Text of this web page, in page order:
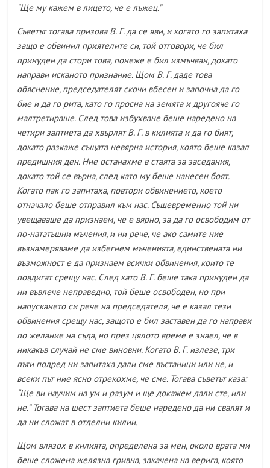
“Ще му кажем в лицето, че е лъжец.”
Съветът тогава призова В. Г. да се яви, и когато го запитаха
защо е обвинил приятелите си, той отговори, че бил
принуден да стори това, понеже е бил измъчван, докато
направи исканото признание. Щом В. Г. даде това
обяснение, председателят скочи вбесен и започна да го
бие и да го рита, като го просна на земята и другояче го
малтретираше. След това избухване беше наредено на
четири заптиета да хвърлят В. Г. в килията и да го бият,
докато разкаже същата невярна история, която беше казал
предишния ден. Ние останахме в стаята за заседания,
докато той се върна, след като му беше нанесен боят.
Когато пак го запитаха, повтори обвинението, което
отначало беше отправил към нас. Същевременно той ни
увещаваше да признаем, че е вярно, за да го освободим от
по-нататъшни мъчения, и ни рече, че ако самите ние
възнамеряваме да избегнем мъченията, единствената ни
възможност е да признаем всички обвинения, които те
повдигат срещу нас. След като В. Г. беше така принуден да
ни въвлече неправедно, той беше освободен, но при
напускането си рече на председателя, че е казал тези
обвинения срещу нас, защото е бил заставен да го направи
по желание на съда, но през цялото време е знаел, че в
никакъв случай не сме виновни. Когато В. Г. излезе, три
пъти подред ни запитаха дали сме въстаници или не, и
всеки път ние ясно отрекохме, че сме. Тогава съветът каза:
“Ще ви научим на ум и разум и ще докажем дали сте, или
не.” Тогава на шест заптиета беше наредено да ни свалят и
да ни сложат в отделни килии.
Щом влязох в килията, определена за мен, около врата ми
беше сложена желязна гривна, закачена на верига, която